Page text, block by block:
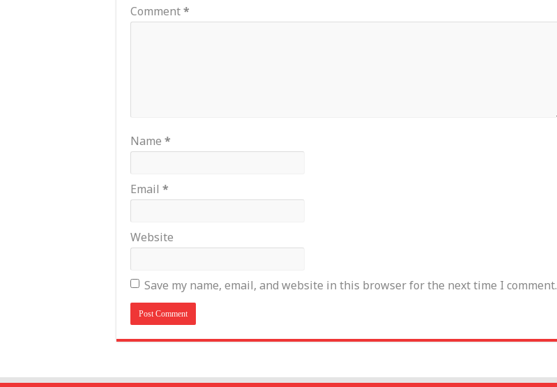
Comment*
Name *
Email *
Website
Save my name, email, and website in this browser for the next time I comment.